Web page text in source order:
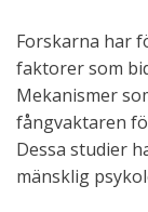
Forskarna har
faktorer som
Mekanismer
fångvaktaren
Dessa studier
mänsklig